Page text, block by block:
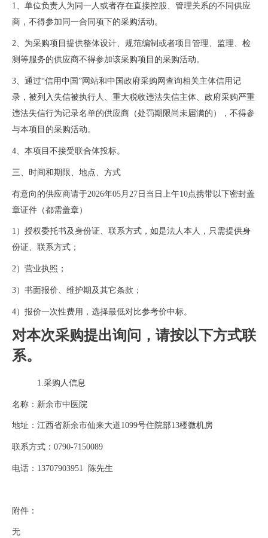
1、单位负责人为同一人或者存在直接控股、管理关系的不同供应
商，不得参加同一合同项下的采购活动。
2、为采购项目提供整体设计、规范编制或者项目管理、监理、检
测等服务的供应商不得参加该采购项目的采购活动。
3、通过“信用中国”网站和中国政府采购网查询相关主体信用记
录，被列入失信被执行人、重大税收违法失信主体、政府采购严重
违法失信行为记录名单的供应商（处罚期限尚未届满的），不得参
与本项目的采购活动。
4、本项目不接受联合体投标。
三、时间和期限、地点、方式
有意向的供应商请于2026年05 月 27日 当日上午10点携带以下密封盖
章证件（都需盖章）
1）授权委托书及身份证、联系方式 ，如是法人本人，只需提供身
份证、联系方式；
2）营业执照；
3） 书面报价、维护期及其它条款 ；
4）报价一次性费用，选择最低对比参考价中标。
对本次采购提出询问，请按以下方式联
系。
1.采购人信息
名称：新余市中医院
地址：江西省新余市仙来大道1099号住院部13楼微机房
联系方式： 0790-7150089
电话： 13707903951 陈先生
附件：
无